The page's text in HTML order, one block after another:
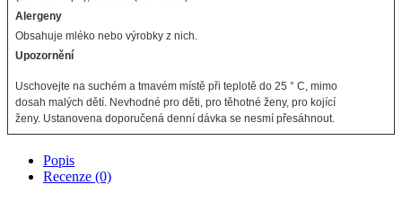
Alergeny
Obsahuje mléko nebo výrobky z nich.
Upozornění
Uschovejte na suchém a tmavém místě při teplotě do 25 ° C, mimo
dosah malých dětí. Nevhodné pro děti, pro těhotné ženy, pro kojící
ženy. Ustanovena doporučená denní dávka se nesmí přesáhnout.
Popis
Recenze (0)